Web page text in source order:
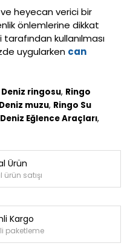
heyecan verici bir
önlemlerine dikkat
kullanılması
uygularken can
Deniz ringosu, Ringo
Deniz muzu, Ringo Su
Deniz Eğlence Araçları,
Ürün
ürün satışı
Kargo
paketleme